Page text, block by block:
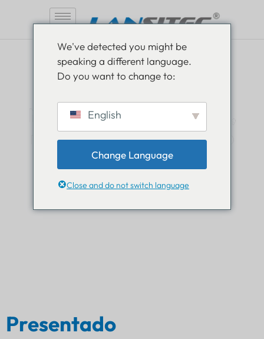
Manténgase informado,
manténgase informado
Lea todo sobre las novedades en el mundo de
Lansitec y manténgase un paso adelante.
Presentado
We've detected you might be
speaking a different language.
Do you want to change to:
English
Change Language
Close and do not switch language